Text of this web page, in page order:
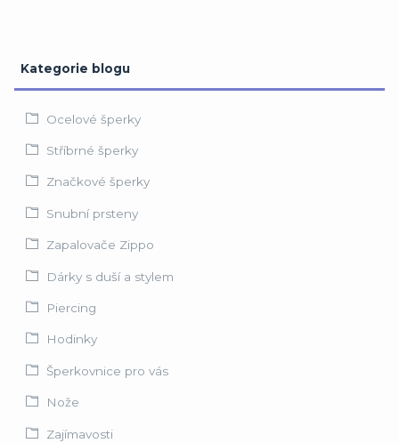
Kategorie blogu
Ocelové šperky
Stříbrné šperky
Značkové šperky
Snubní prsteny
Zapalovače Zippo
Dárky s duší a stylem
Piercing
Hodinky
Šperkovnice pro vás
Nože
Zajímavosti